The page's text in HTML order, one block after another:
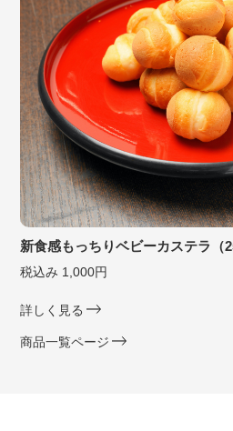
新食感もっちりベビーカステラ（
税込み 1,000円
詳しく見る
商品一覧ページ